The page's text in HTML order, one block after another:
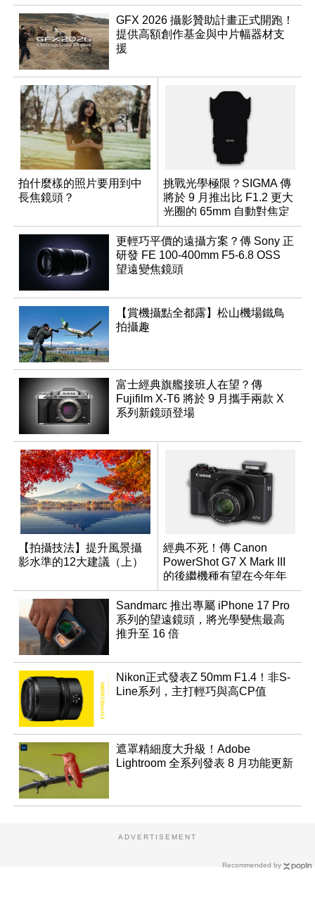
GFX 2026 攝影贊助計畫正式開跑！
提供高額創作基金與中片幅器材支
援
拍什麼樣的照片要用到中
長焦鏡頭？
挑戰光學極限？SIGMA 傳
將於 9 月推出比 F1.2 更大
光圈的 65mm 自動對焦定
焦鏡
更輕巧平價的遠攝方案？傳 Sony 正
研發 FE 100-400mm F5-6.8 OSS
望遠變焦鏡頭
【賞機攝點全都露】松山機場鐵鳥
拍攝趣
富士經典旗艦接班人在望？傳
Fujifilm X-T6 將於 9 月攜手兩款 X
系列新鏡頭登場
【拍攝技法】提升風景攝
影水準的12大建議（上）
經典不死！傳 Canon
PowerShot G7 X Mark III
的後繼機種有望在今年年
底前推出？
Sandmarc 推出專屬 iPhone 17 Pro
系列的望遠鏡頭，將光學變焦最高
推升至 16 倍
Nikon正式發表Z 50mm F1.4！非S-
Line系列，主打輕巧與高CP值
遮罩精細度大升級！Adobe
Lightroom 全系列發表 8 月功能更新
Recommended by
ADVERTISEMENT